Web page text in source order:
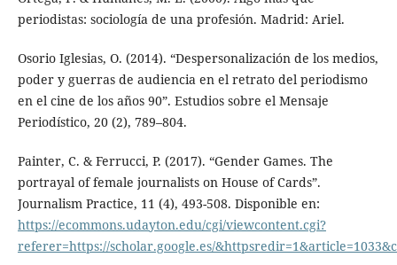
periodistas: sociología de una profesión. Madrid: Ariel.
Osorio Iglesias, O. (2014). “Despersonalización de los medios,
poder y guerras de audiencia en el retrato del periodismo
en el cine de los años 90”. Estudios sobre el Mensaje
Periodístico, 20 (2), 789–804.
Painter, C. & Ferrucci, P. (2017). “Gender Games. The
portrayal of female journalists on House of Cards”.
Journalism Practice, 11 (4), 493-508. Disponible en:
https://ecommons.udayton.edu/cgi/viewcontent.cgi?
referer=https://scholar.google.es/